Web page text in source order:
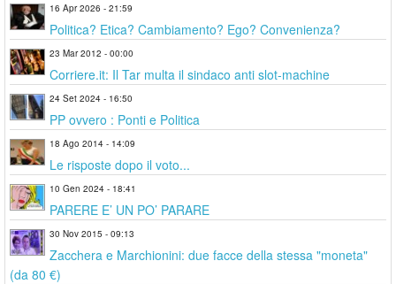
16 Apr 2026 - 21:59
Politica? Etica? Cambiamento? Ego? Convenienza?
23 Mar 2012 - 00:00
Corriere.it: Il Tar multa il sindaco anti slot-machine
24 Set 2024 - 16:50
PP ovvero : Ponti e Politica
18 Ago 2014 - 14:09
Le risposte dopo il voto...
10 Gen 2024 - 18:41
PARERE E’ UN PO’ PARARE
30 Nov 2015 - 09:13
Zacchera e Marchionini: due facce della stessa "moneta"
(da 80 €)